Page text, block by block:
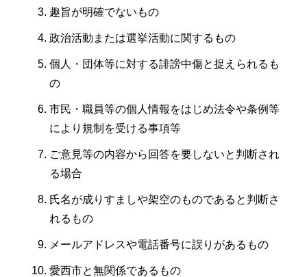
趣旨が明確でないもの
政治活動または選挙活動に関するもの
個人・団体等に対する誹謗中傷と捉えられるも
の
市民・職員等の個人情報をはじめ法令や条例等
により規制を受ける事項等
ご意見等の内容から回答を要しないと判断され
る場合
氏名が成りすましや架空のものであると判断さ
れるもの
メールアドレスや電話番号に誤りがあるもの
愛西市と無関係であるもの